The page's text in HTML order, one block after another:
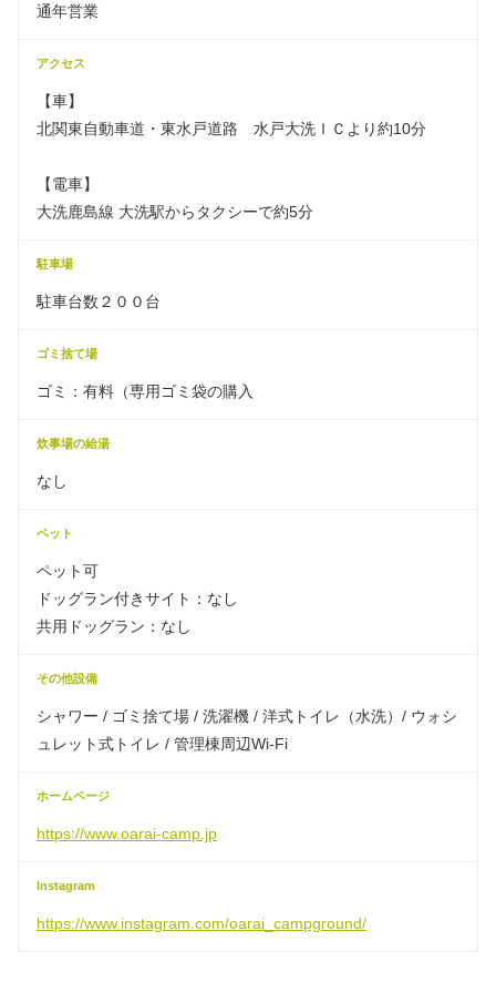
通年営業
アクセス
【車】
北関東自動車道・東水戸道路 水戸大洗ＩＣより約10分
【電車】
大洗鹿島線 大洗駅からタクシーで約5分
駐車場
駐車台数２００台
ゴミ捨て場
ゴミ：有料（専用ゴミ袋の購入
炊事場の給湯
なし
ペット
ペット可
ドッグラン付きサイト：なし
共用ドッグラン：なし
その他設備
シャワー / ゴミ捨て場 / 洗濯機 / 洋式トイレ（水洗）/ ウォシ
ュレット式トイレ / 管理棟周辺Wi-Fi
ホームページ
https://www.oarai-camp.jp
Instagram
https://www.instagram.com/oarai_campground/